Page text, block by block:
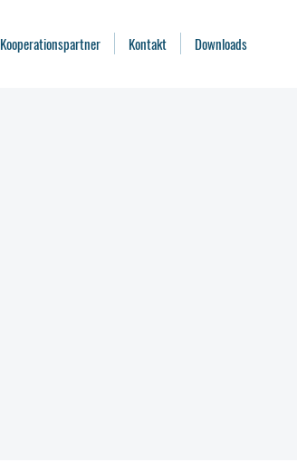
Kooperationspartner Kontakt Downloads